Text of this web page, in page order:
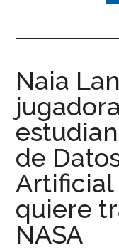
Naia
de
Artificial
quiere
NASA